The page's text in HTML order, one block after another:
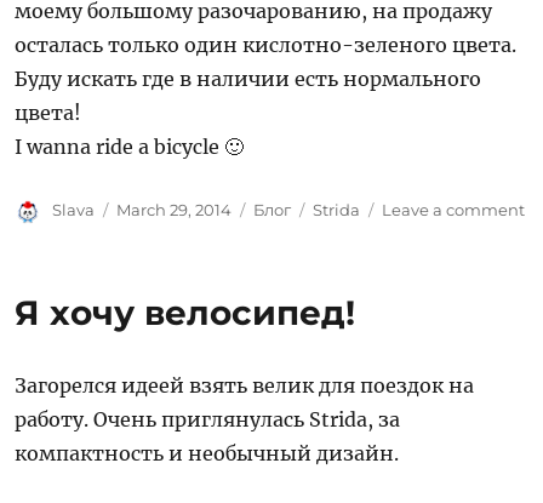
моему большому разочарованию, на продажу
осталась только один кислотно-зеленого цвета.
Буду искать где в наличии есть нормального
цвета!
I wanna ride a bicycle 🙂
Author
Slava
Posted
March 29, 2014 Categories
Блог Tags
Strida Leave a comment
Я хочу велосипед!
Загорелся идеей взять велик для поездок на
работу. Очень приглянулась Strida, за
компактность и необычный дизайн.